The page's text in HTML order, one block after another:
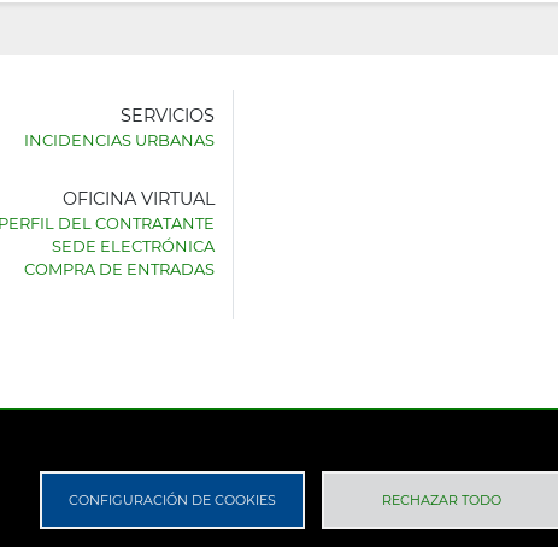
CONFIGURACIÓN DE COOKIES RECHAZAR TODO
SERVICIOS
INCIDENCIAS URBANAS
OFICINA VIRTUAL
PERFIL DEL CONTRATANTE
SEDE ELECTRÓNICA
COMPRA DE ENTRADAS
Aviso Legal Política de Privacidad RGPD